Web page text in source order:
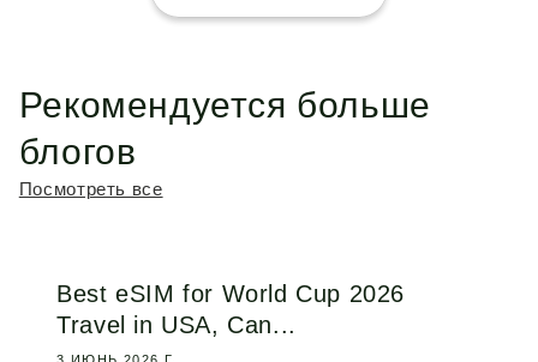
Рекомендуется больше
блогов
Посмотреть все
Best eSIM for World Cup 2026
Travel in USA, Can...